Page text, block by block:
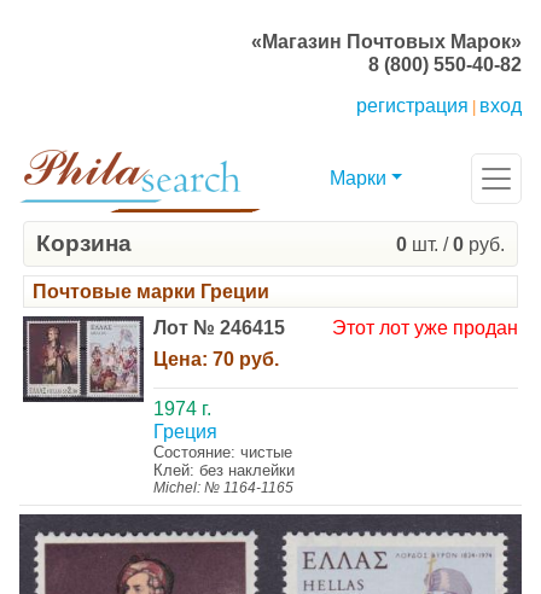
«Магазин Почтовых Марок»
8 (800) 550-40-82
регистрация
вход
Марки
Корзина 0 шт. /0 руб.
Почтовые марки Греции
Лот № 246415
Цена: 70 руб.
Этот лот уже продан
1974 г.
Греция
Состояние: чистые
Клей: без наклейки
Michel: № 1164-1165